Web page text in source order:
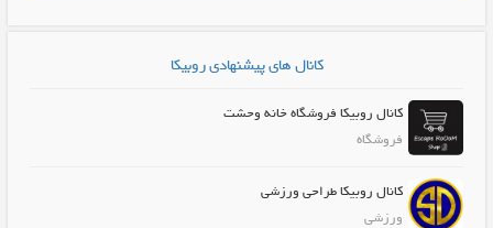
کانال های پیشنهادی روبیکا
کانال روبیکا فروشگاه خانه وحشت
فروشگاه
کانال روبیکا طراحی ورزشی
ورزشی